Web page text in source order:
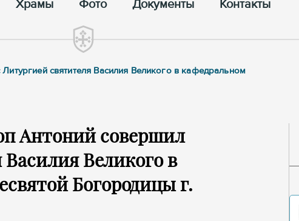
Храмы Фото Документы Контакты
святителя Василия Великого в кафедральном
Антоний совершил
Великого в
Богородицы г.